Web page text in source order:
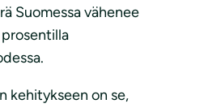
Suomessa vähenee
kehitykseen on se,